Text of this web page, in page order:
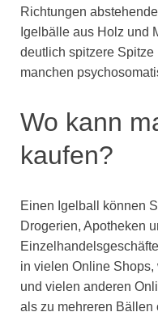
Richtungen
Igelbälle aus Holz und
deutlich spitzere
manchen
Wo kann
kaufen?
Einen Igelball können
Drogerien, Apotheken
in vielen Online Shops,
und vielen anderen
als zu mehreren Bällen